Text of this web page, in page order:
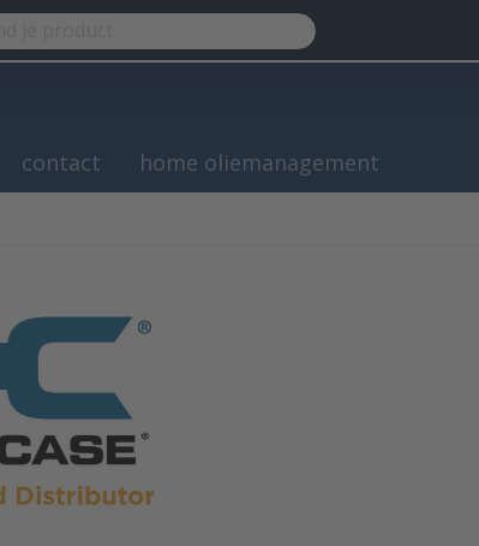
contact home oliemanagement